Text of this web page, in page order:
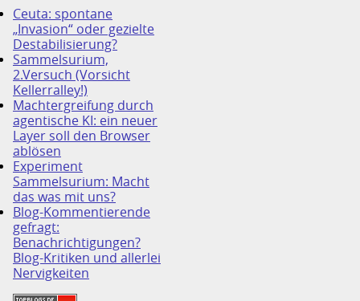
Ceuta: spontane
„Invasion“ oder gezielte
Destabilisierung?
Sammelsurium,
2.Versuch (Vorsicht
Kellerralley!)
Machtergreifung durch
agentische KI: ein neuer
Layer soll den Browser
ablösen
Experiment
Sammelsurium: Macht
das was mit uns?
Blog-Kommentierende
gefragt:
Benachrichtigungen?
Blog-Kritiken und allerlei
Nervigkeiten